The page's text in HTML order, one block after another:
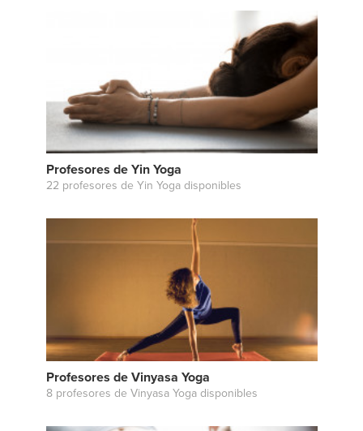
Profesores de Yin Yoga
22 profesores de Yin Yoga disponibles
Profesores de Vinyasa Yoga
8 profesores de Vinyasa Yoga disponibles